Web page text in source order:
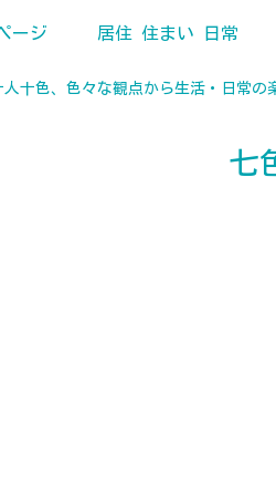
十色、色々な観点から生活・日常の
七
ージ 居住 住まい 日常